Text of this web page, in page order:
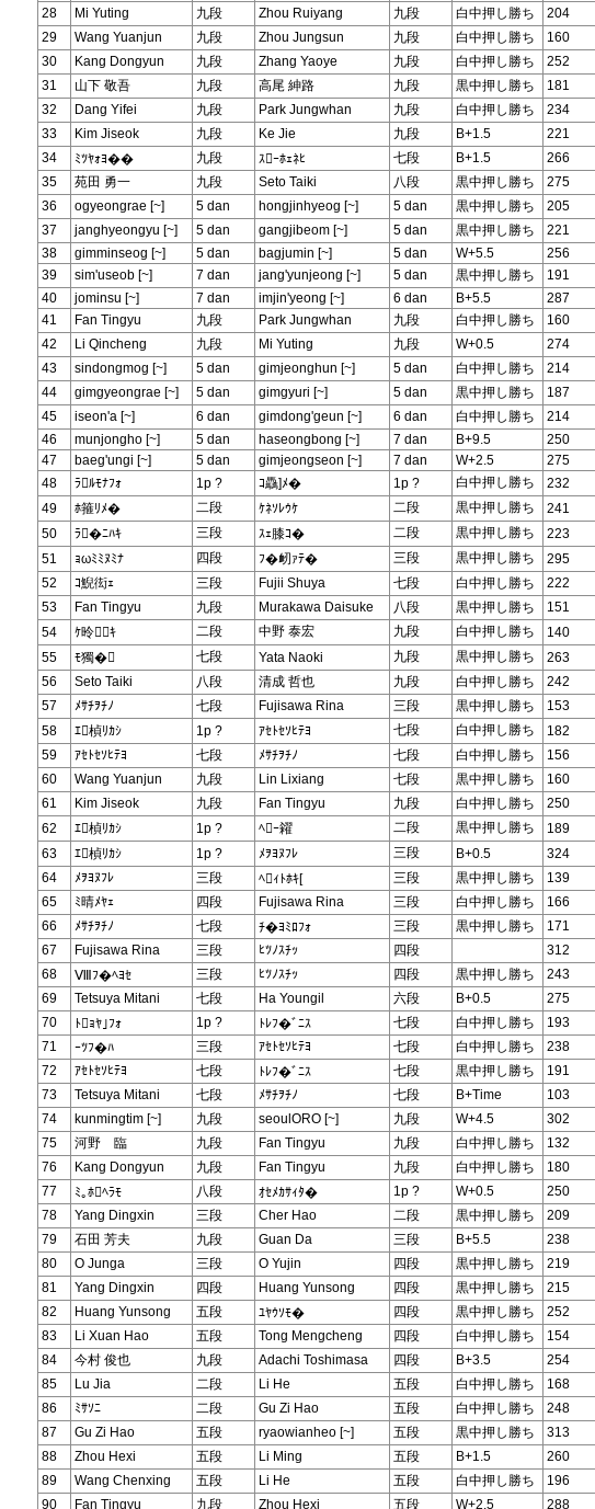
28
Mi Yuting 九段 Zhou Ruiyang 九段 白中押し勝ち 204
29
Wang Yuanjun 九段 Zhou Jungsun 九段 白中押し勝ち 160
30
Kang Dongyun 九段 Zhang Yaoye 九段 白中押し勝ち 252
31
山下 敬吾 九段 高尾 紳路 九段 黒中押し勝ち 181
32
Dang Yifei 九段 Park Jungwhan 九段 白中押し勝ち 234
33
Kim Jiseok 九段 Ke Jie 九段 B+1.5 221
34
ﾐﾂﾔｫﾖ�� 九段 ｽｰﾎｪﾈﾋ 七段 B+1.5 266
35
苑田 勇一 九段 Seto Taiki 八段 黒中押し勝ち 275
36
ogyeongrae [~] 5 dan hongjinhyeog [~] 5 dan 黒中押し勝ち 205
37
janghyeongyu [~] 5 dan gangjibeom [~] 5 dan 黒中押し勝ち 221
38
gimminseog [~] 5 dan bagjumin [~] 5 dan W+5.5 256
39
sim'useob [~] 7 dan jang'yunjeong [~] 5 dan 黒中押し勝ち 191
40
jominsu [~] 7 dan imjin'yeong [~] 6 dan B+5.5 287
41
Fan Tingyu 九段 Park Jungwhan 九段 白中押し勝ち 160
42
Li Qincheng 九段 Mi Yuting 九段 W+0.5 274
43
sindongmog [~] 5 dan gimjeonghun [~] 5 dan 白中押し勝ち 214
44
gimgyeongrae [~] 5 dan gimgyuri [~] 5 dan 黒中押し勝ち 187
45
iseon'a [~] 6 dan gimdong'geun [~] 6 dan 白中押し勝ち 214
46
munjongho [~] 5 dan haseongbong [~] 7 dan B+9.5 250
47
baeg'ungi [~] 5 dan gimjeongseon [~] 7 dan W+2.5 275
48
ﾗﾙﾓﾅﾌｫ 1p ? ｺ驫]ﾒ� 1p ? 白中押し勝ち 232
49
ﾎ箍ﾘﾒ� 二段 ｹﾈｿﾚｳｹ 二段 黒中押し勝ち 241
50
ﾗ�ﾆﾊｷ 三段 ｽｪ膝ｺ� 二段 黒中押し勝ち 223
51
ｮωﾐﾐﾇﾐﾅ 四段 ﾌ�衂ｧﾃ� 三段 黒中押し勝ち 295
52
ｺ鯢衒ｪ 三段 Fujii Shuya 七段 白中押し勝ち 222
53
Fan Tingyu 九段 Murakawa Daisuke 八段 黒中押し勝ち 151
54
ｹ昤ｷ 二段 中野 泰宏 九段 白中押し勝ち 140
55
ﾓ獨� 七段 Yata Naoki 九段 黒中押し勝ち 263
56
Seto Taiki 八段 清成 哲也 九段 白中押し勝ち 242
57
ﾒｻﾁｦﾁﾉ 七段 Fujisawa Rina 三段 黒中押し勝ち 153
58
ｴ楨ﾘｶｼ 1p ? ｱｾﾄｾｿﾋﾃﾖ 七段 白中押し勝ち 182
59
ｱｾﾄｾｿﾋﾃﾖ 七段 ﾒｻﾁｦﾁﾉ 七段 白中押し勝ち 156
60
Wang Yuanjun 九段 Lin Lixiang 七段 黒中押し勝ち 160
61
Kim Jiseok 九段 Fan Tingyu 九段 白中押し勝ち 250
62
ｴ楨ﾘｶｼ 1p ? ﾍｰ糴 二段 黒中押し勝ち 189
63
ｴ楨ﾘｶｼ 1p ? ﾒｦﾖﾇﾌﾚ 三段 B+0.5 324
64
ﾒｦﾖﾇﾌﾚ 三段 ﾍｨﾄﾎｷ[ 三段 黒中押し勝ち 139
65
ﾐ晴ﾒﾔｪ 四段 Fujisawa Rina 三段 白中押し勝ち 166
66
ﾒｻﾁｦﾁﾉ 七段 ﾁ�ﾖﾐﾛﾌｫ 三段 黒中押し勝ち 171
67
Fujisawa Rina 三段 ﾋﾂﾉｽﾁｯ 四段 312
68
Ⅷﾌ�ﾍﾖｾ 三段 ﾋﾂﾉｽﾁｯ 四段 黒中押し勝ち 243
69
Tetsuya Mitani 七段 Ha Youngil 六段 B+0.5 275
70
ﾄｮﾔ｣ﾌｫ 1p ? ﾄﾚﾌ�ﾞﾆｽ 七段 白中押し勝ち 193
71
ｰﾂﾌ�ﾊ 三段 ｱｾﾄｾｿﾋﾃﾖ 七段 白中押し勝ち 238
72
ｱｾﾄｾｿﾋﾃﾖ 七段 ﾄﾚﾌ�ﾞﾆｽ 七段 黒中押し勝ち 191
73
Tetsuya Mitani 七段 ﾒｻﾁｦﾁﾉ 七段 B+Time 103
74
kunmingtim [~] 九段 seoulORO [~] 九段 W+4.5 302
75
河野 臨 九段 Fan Tingyu 九段 白中押し勝ち 132
76
Kang Dongyun 九段 Fan Tingyu 九段 白中押し勝ち 180
77
ﾐ｡ﾎﾍﾗﾓ 八段 ｵｾﾒｶｻｨﾀ� 1p ? W+0.5 250
78
Yang Dingxin 三段 Cher Hao 二段 黒中押し勝ち 209
79
石田 芳夫 九段 Guan Da 三段 B+5.5 238
80
O Junga 三段 O Yujin 四段 黒中押し勝ち 219
81
Yang Dingxin 四段 Huang Yunsong 四段 黒中押し勝ち 215
82
Huang Yunsong 五段 ﾕﾔｳｿﾓ� 四段 黒中押し勝ち 252
83
Li Xuan Hao 五段 Tong Mengcheng 四段 白中押し勝ち 154
84
今村 俊也 九段 Adachi Toshimasa 四段 B+3.5 254
85
Lu Jia 二段 Li He 五段 白中押し勝ち 168
86
ﾐｻｿﾆ 二段 Gu Zi Hao 五段 白中押し勝ち 248
87
Gu Zi Hao 五段 ryaowianheo [~] 五段 黒中押し勝ち 313
88
Zhou Hexi 五段 Li Ming 五段 B+1.5 260
89
Wang Chenxing 五段 Li He 五段 白中押し勝ち 196
90
Fan Tingyu 九段 Zhou Hexi 五段 W+2.5 288